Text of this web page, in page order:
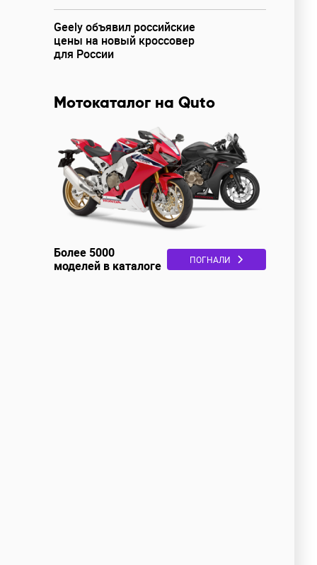
Geely объявил российские
цены на новый кроссовер
для России
Мотокаталог на Quto
Более 5000
моделей в каталоге
ПОГНАЛИ